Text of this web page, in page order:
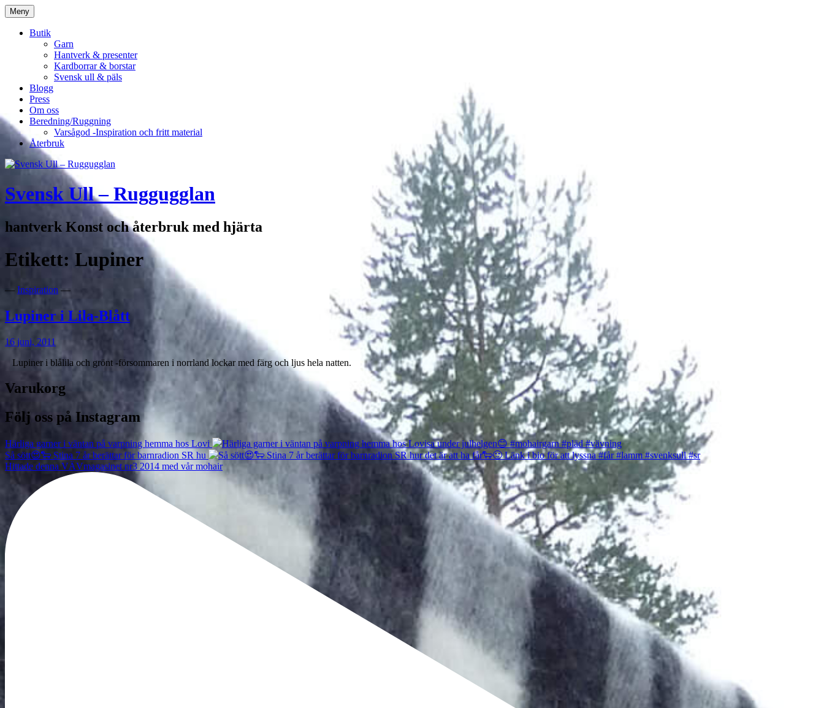
Hoppa
till
innehåll
Meny
Butik
Garn
Hantverk & presenter
Kardborrar & borstar
Svensk ull & päls
Blogg
Press
Om oss
Beredning/Ruggning
Varsågod -Inspiration och fritt material
Återbruk
Svensk Ull – Ruggugglan
hantverk Konst och återbruk med hjärta
Etikett: Lupiner
— Inspiration —
Lupiner i Lila-Blått
16 juni, 2011
Lupiner i blålila och grönt -försommaren i norrland lockar med färg och ljus hela natten.
Varukorg
Följ oss på Instagram
Härliga garner i väntan på varpning hemma hos Lovi
Så sött😍🐑 Stina 7 år berättar för barnradion SR hu
Hittade denna VÄVmagasinet nr3 2014 med vår mohair